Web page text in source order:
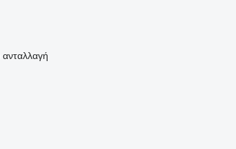
ανταλλαγή